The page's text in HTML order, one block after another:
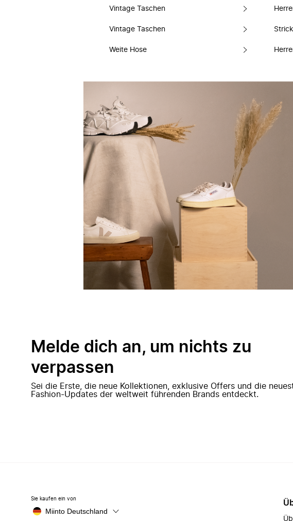
Vintage Taschen
Vintage Taschen
Weite Hose
Melde dich an, um nichts zu
verpassen
Sei die Erste, die neue Kollektionen, exklusive Offers und die
Fashion-Updates der weltweit führenden Brands entdeckt.
Sie kaufen ein von
Miinto Deutschland